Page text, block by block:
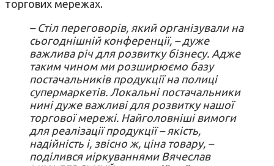
торгових мережах.
– Стіл переговорів, який організували на
сьогоднішній конференції, – дуже
важлива річ для розвитку бізнесу. Адже
таким чином ми розширюємо базу
постачальників продукції на полиці
супермаркетів. Локальні постачальники
нині дуже важливі для розвитку нашої
торгової мережі. Найголовніші вимоги
для реалізації продукції – якість,
надійність і, звісно ж, ціна товару, –
поділився иіркуваннями Вячеслав